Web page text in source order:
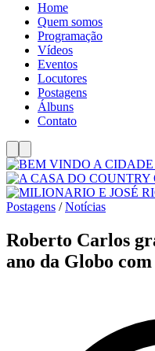
Home
Quem somos
Programação
Vídeos
Eventos
Locutores
Postagens
Álbuns
Contato
Postagens / Notícias
Roberto Carlos
ano da Globo com